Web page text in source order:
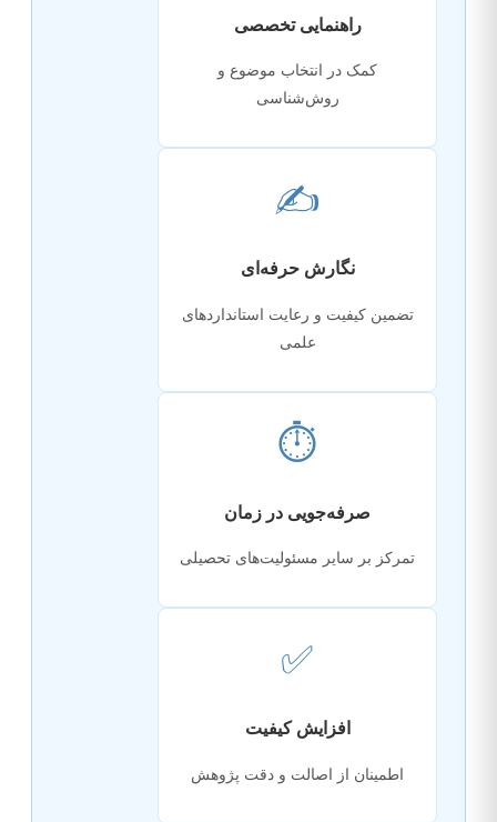
راهنمایی تخصصی
کمک در انتخاب موضوع و
روش‌شناسی
✍️
نگارش حرفه‌ای
تضمین کیفیت و رعایت استانداردهای
علمی
⏱️
صرفه‌جویی در زمان
تمرکز بر سایر مسئولیت‌های تحصیلی
✅
افزایش کیفیت
اطمینان از اصالت و دقت پژوهش